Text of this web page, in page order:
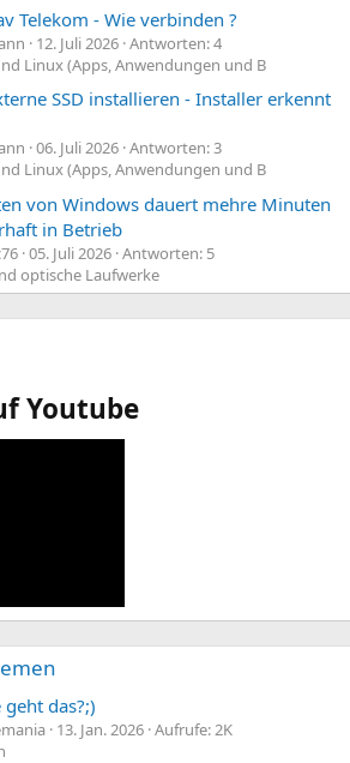
Telekom - Wie verbinden ?
12. Juli 2026 Antworten: 4
Linux (Apps, Anwendungen und B
SSD installieren - Installer erkennt
06. Juli 2026 Antworten: 3
Linux (Apps, Anwendungen und B
von Windows dauert mehre Minuten
in Betrieb
05. Juli 2026 Antworten: 5
optische Laufwerke
Youtube
das?;)
13. Jan. 2026 Aufrufe: 2K